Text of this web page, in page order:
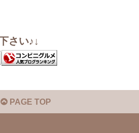
さい♪↓
PAGE TOP